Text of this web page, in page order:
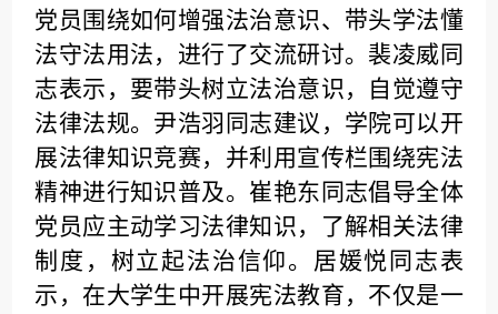
党员围绕如何增强法治意识、带头学法懂
法守法用法，进行了交流研讨。裴凌威同
志表示，要带头树立法治意识，自觉遵守
法律法规。尹浩羽同志建议，学院可以开
展法律知识竞赛，并利用宣传栏围绕宪法
精神进行知识普及。崔艳东同志倡导全体
党员应主动学习法律知识，了解相关法律
制度，树立起法治信仰。居媛悦同志表
示，在大学生中开展宪法教育，不仅是一